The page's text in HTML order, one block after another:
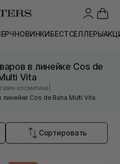
НОВИНКИБЕСТСЕЛЛЕРЫ
в линейке Cos de
Vita
косметики
линейке Cos de Baha Multi Vita
Сортировать